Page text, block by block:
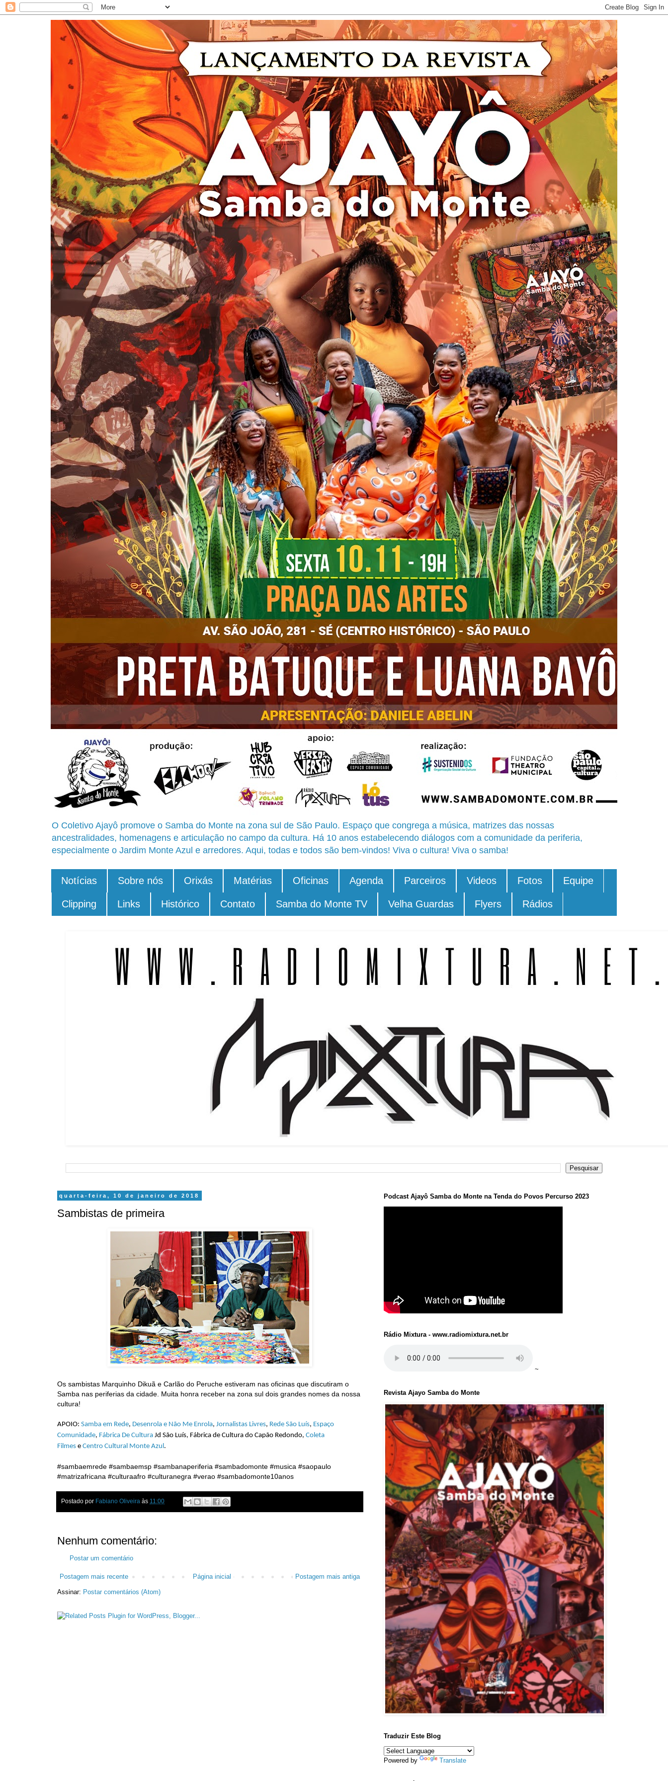
O Coletivo Ajayô promove o Samba do Monte na zona sul de São Paulo. Espaço que congrega a música, matrizes das nossas
ancestralidades, homenagens e articulação no campo da cultura. Há 10 anos estabelecendo diálogos com a comunidade da periferia,
especialmente o Jardim Monte Azul e arredores. Aqui, todas e todos são bem-vindos! Viva o cultura! Viva o samba!
Notícias Sobre nós Orixás Matérias Oficinas Agenda Parceiros Videos Fotos Equipe
Clipping Links Histórico Contato Samba do Monte TV Velha Guardas Flyers Rádios
quarta-feira, 10 de janeiro de 2018
Sambistas de primeira
Os sambistas Marquinho Dikuã e Carlão do Peruche estiveram nas oficinas que discutiram o
Samba nas periferias da cidade. Muita honra receber na zona sul dois grandes nomes da nossa
cultura!
APOIO: Samba em Rede, Desenrola e Não Me Enrola, Jornalistas Livres, Rede São Luís, Espaço
Comunidade, Fábrica De Cultura Jd São Luís, Fábrica de Cultura do Capão Redondo, Coleta
Filmes e Centro Cultural Monte Azul.
#sambaemrede #sambaemsp #sambanaperiferia #sambadomonte #musica #saopaulo
#matrizafricana #culturaafro #culturanegra #verao #sambadomonte10anos
Postado por Fabiano Oliveira às 11:00
Nenhum comentário:
Postar um comentário
Postagem mais recente Postagem mais antiga
Página inicial
Assinar: Postar comentários (Atom)
Podcast Ajayô Samba do Monte na Tenda do Povos Percurso 2023
Rádio Mixtura - www.radiomixtura.net.br
~
Revista Ajayo Samba do Monte
Traduzir Este Blog
Powered by Translate